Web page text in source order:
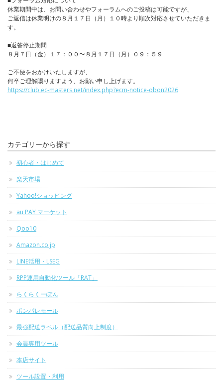
休業期間中は、お問い合わせやフォーラムへのご投稿は可能ですが、
ご返信は休業明けの８月１７日（月）１０時より順次対応させていただきま
す。
■返答停止期間
８月７日（金）１７：００〜８月１７日（月）０９：５９
ご不便をおかけいたしますが、
何卒ご理解賜りますよう、お願い申し上げます。
https://club.ec-masters.net/index.php?ecm-notice-obon2026
カテゴリーから探す
初心者・はじめて
楽天市場
Yahoo!ショッピング
au PAY マーケット
Qoo10
Amazon.co.jp
LINE活用・LSEG
RPP運用自動化ツール「RAT」
らくらくーぽん
ポンパレモール
最強配送ラベル（配送品質向上制度）
会員専用ツール
本店サイト
ツール設置・利用